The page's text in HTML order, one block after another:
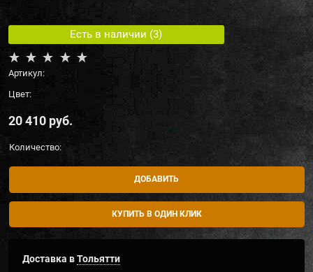
Есть в наличии (3)
Артикул:
Цвет:
20 410 руб.
Количество:
ДОБАВИТЬ
КУПИТЬ В ОДИН КЛИК
Доставка вТольятти